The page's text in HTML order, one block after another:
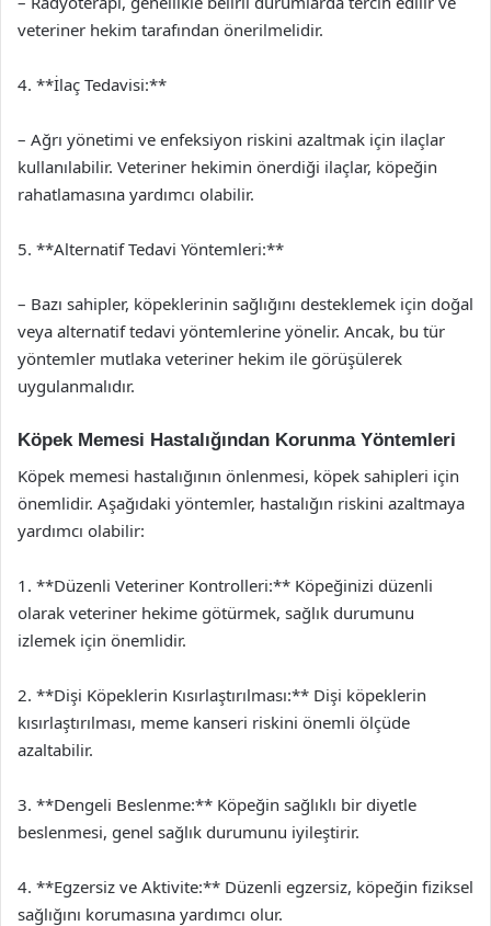
veteriner hekim tarafından önerilmelidir.
4. **İlaç Tedavisi:**
– Ağrı yönetimi ve enfeksiyon riskini azaltmak için ilaçlar
kullanılabilir. Veteriner hekimin önerdiği ilaçlar, köpeğin
rahatlamasına yardımcı olabilir.
5. **Alternatif Tedavi Yöntemleri:**
– Bazı sahipler, köpeklerinin sağlığını desteklemek için doğal
veya alternatif tedavi yöntemlerine yönelir. Ancak, bu tür
yöntemler mutlaka veteriner hekim ile görüşülerek
uygulanmalıdır.
Köpek Memesi Hastalığından Korunma Yöntemleri
Köpek memesi hastalığının önlenmesi, köpek sahipleri için
önemlidir. Aşağıdaki yöntemler, hastalığın riskini azaltmaya
yardımcı olabilir:
1. **Düzenli Veteriner Kontrolleri:** Köpeğinizi düzenli
olarak veteriner hekime götürmek, sağlık durumunu
izlemek için önemlidir.
2. **Dişi Köpeklerin Kısırlaştırılması:** Dişi köpeklerin
kısırlaştırılması, meme kanseri riskini önemli ölçüde
azaltabilir.
3. **Dengeli Beslenme:** Köpeğin sağlıklı bir diyetle
beslenmesi, genel sağlık durumunu iyileştirir.
4. **Egzersiz ve Aktivite:** Düzenli egzersiz, köpeğin fiziksel
sağlığını korumasına yardımcı olur.